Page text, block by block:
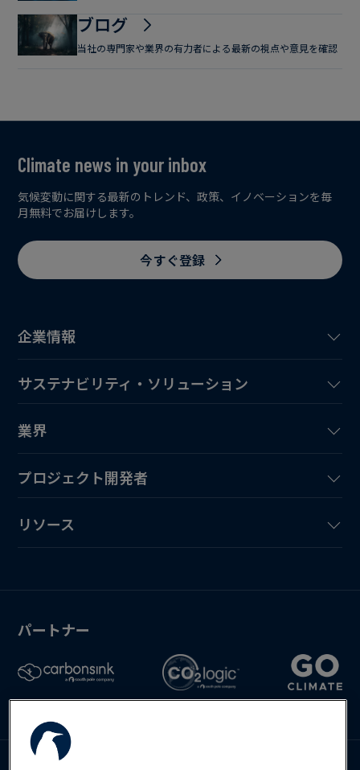
ブログ
当社の専門家や業界の有力者による最新の視点や意見を確認
Deutsch
English
Español
企業情報
サステナビリティ・ソリューション
業界
プロジェクト開発者
リソース
Climate news in your inbox
気候変動に関する最新のトレンド、政策、イノベーションを毎
月無料でお届けします。
今すぐ登録
パートナー